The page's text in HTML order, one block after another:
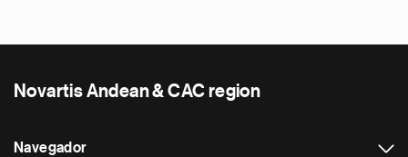
Novartis Andean & CAC region
Navegador